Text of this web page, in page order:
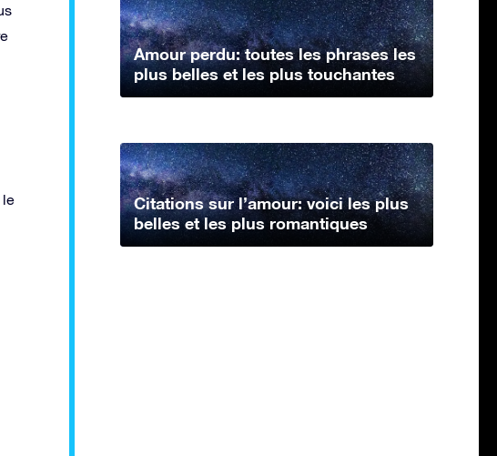
le
Amour perdu: toutes les phrases les
plus belles et les plus touchantes
Citations sur l’amour: voici les plus
belles et les plus romantiques